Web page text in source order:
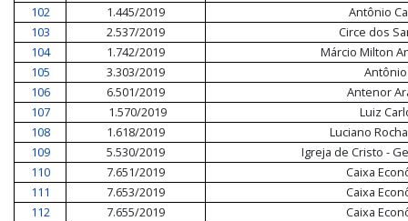
102 1.445/2019
Antônio
103
2.537/2019
Circe dos
104
1.742/2019
Márcio Milton
105
3.303/2019
106
6.501/2019
Antenor
107
1.570/2019
Luiz
108
1.618/2019
Luciano
109
5.530/2019
Igreja de Cristo -
110
7.651/2019
Caixa
111
7.653/2019
Caixa
112
7.655/2019
Caixa